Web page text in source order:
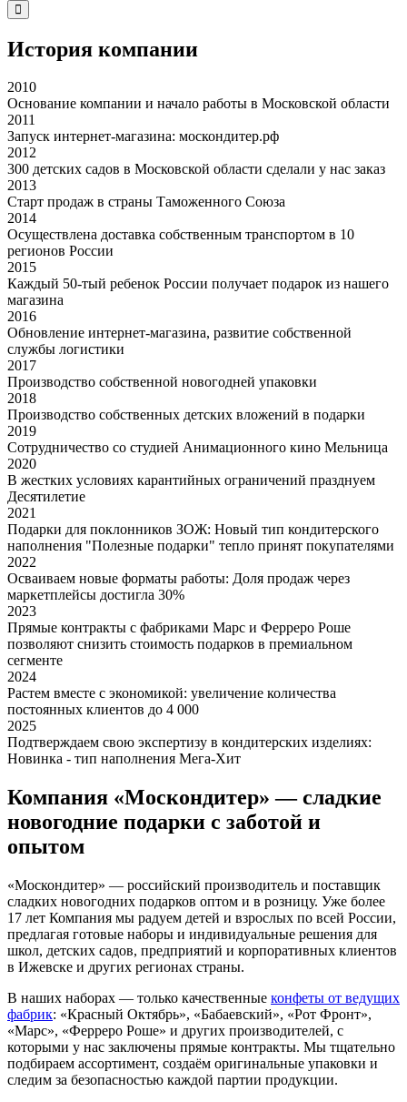
История компании
2010
Основание компании и начало работы в Московской области
2011
Запуск интернет-магазина: москондитер.рф
2012
300 детских садов в Московской области сделали у нас заказ
2013
Старт продаж в страны Таможенного Союза
2014
Осуществлена доставка собственным транспортом в 10
регионов России
2015
Каждый 50-тый ребенок России получает подарок из нашего
магазина
2016
Обновление интернет-магазина, развитие собственной
службы логистики
2017
Производство собственной новогодней упаковки
2018
Производство собственных детских вложений в подарки
2019
Сотрудничество со студией Анимационного кино Мельница
2020
В жестких условиях карантийных ограничений празднуем
Десятилетие
2021
Подарки для поклонников ЗОЖ: Новый тип кондитерского
наполнения "Полезные подарки" тепло принят покупателями
2022
Осваиваем новые форматы работы: Доля продаж через
маркетплейсы достигла 30%
2023
Прямые контракты с фабриками Марс и Ферреро Роше
позволяют снизить стоимость подарков в премиальном
сегменте
2024
Растем вместе с экономикой: увеличение количества
постоянных клиентов до 4 000
2025
Подтверждаем свою экспертизу в кондитерских изделиях:
Новинка - тип наполнения Мега-Хит
Компания «Москондитер» — сладкие
новогодние подарки с заботой и
опытом
«Москондитер» — российский производитель и поставщик
сладких новогодних подарков оптом и в розницу. Уже более
17 лет Компания мы радуем детей и взрослых по всей России,
предлагая готовые наборы и индивидуальные решения для
школ, детских садов, предприятий и корпоративных клиентов
в Ижевске и других регионах страны.
В наших наборах — только качественные конфеты от ведущих
фабрик: «Красный Октябрь», «Бабаевский», «Рот Фронт»,
«Марс», «Ферреро Роше» и других производителей, с
которыми у нас заключены прямые контракты. Мы тщательно
подбираем ассортимент, создаём оригинальные упаковки и
следим за безопасностью каждой партии продукции.